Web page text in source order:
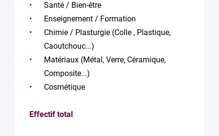
Santé / Bien-être
Enseignement / Formation
Chimie / Plasturgie (Colle , Plastique,
Caoutchouc...)
Matériaux (Métal, Verre, Céramique,
Composite...)
Cosmétique
Effectif total